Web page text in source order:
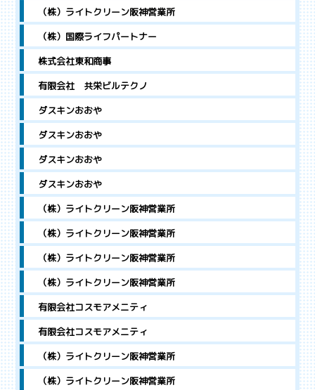
（株）ライトクリーン阪神営業所
（株）国際ライフパートナー
株式会社東和商事
有限会社 共栄ビルテクノ
ダスキンおおや
ダスキンおおや
ダスキンおおや
ダスキンおおや
（株）ライトクリーン阪神営業所
（株）ライトクリーン阪神営業所
（株）ライトクリーン阪神営業所
（株）ライトクリーン阪神営業所
有限会社コスモアメニティ
有限会社コスモアメニティ
（株）ライトクリーン阪神営業所
（株）ライトクリーン阪神営業所